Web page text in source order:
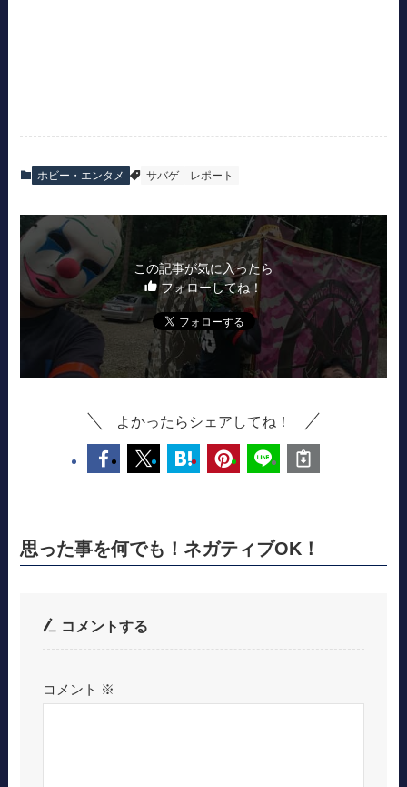
ホビー・エンタメ サバゲ レポート
この記事が気に入ったら
フォローしてね！
よかったらシェアしてね！
思った事を何でも！ネガティブOK！
コメントする
コメント ※